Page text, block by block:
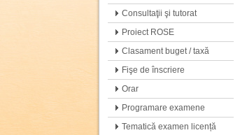
Consultaţii şi tutorat
Proiect ROSE
Clasament buget / taxă
Fişe de înscriere
Orar
Programare examene
Tematică examen licență